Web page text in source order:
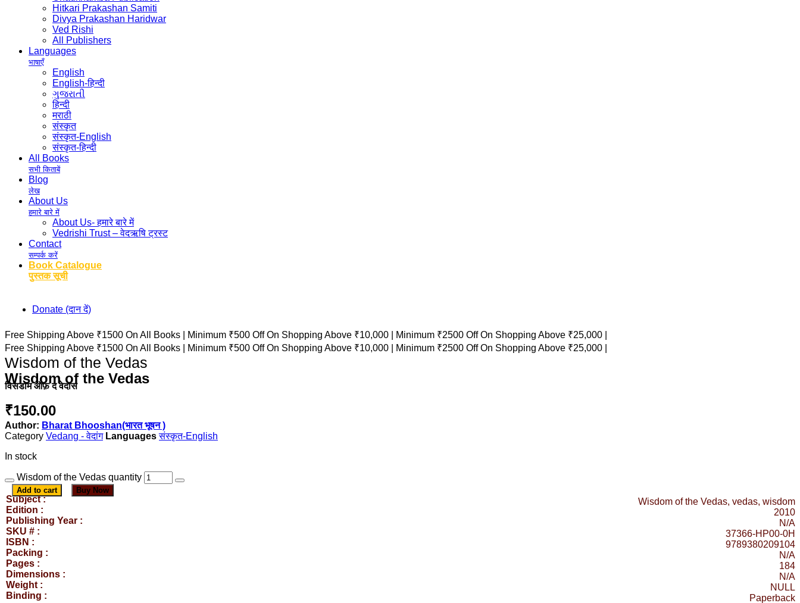
Hitkari Prakashan Samiti
Divya Prakashan Haridwar
Ved Rishi
All Publishers
Languages
भाषाएँ
English
English-हिन्दी
ગુજરાતી
हिन्दी
मराठी
संस्कृत
संस्कृत-English
संस्कृत-हिन्दी
All Books
सभी किताबें
Blog
लेख
About Us
हमारे बारे में
About Us- हमारे बारे में
Vedrishi Trust – वेदऋषि ट्रस्ट
Contact
सम्पर्क करें
Book Catalogue
पुस्तक सूची
Donate (दान दें)
Free Shipping Above ₹1500 On All Books | Minimum ₹500 Off On Shopping Above ₹10,000 |
Minimum ₹2500 Off On Shopping Above ₹25,000 |
Free Shipping Above ₹1500 On All Books |
Minimum ₹500 Off On Shopping Above ₹10,000 | Minimum ₹2500 Off On Shopping Above ₹25,000 |
Wisdom of the Vedas
विसडोम ऑफ़ द वेदास
Wisdom of the Vedas
₹150.00
Author: Bharat Bhooshan(भारत भूषन )
Category Vedang - वेदांग
संस्कृत-English
In stock
Wisdom of the Vedas quantity
Add to cart Buy Now
Subject :
Wisdom of the Vedas, vedas, wisdom
Edition :
2010
Publishing Year :
N/A
SKU # :
37366-HP00-0H
ISBN :
9789380209104
Packing :
N/A
Pages :
184
Dimensions :
N/A
Weight :
NULL
Binding :
Paperback